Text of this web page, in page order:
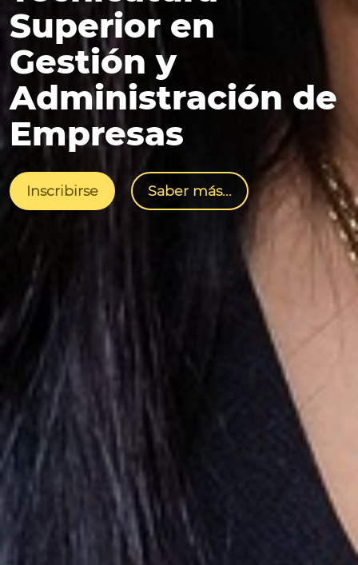
Superior en
Gestión y
Administración de
Empresas
Inscribirse Saber más...